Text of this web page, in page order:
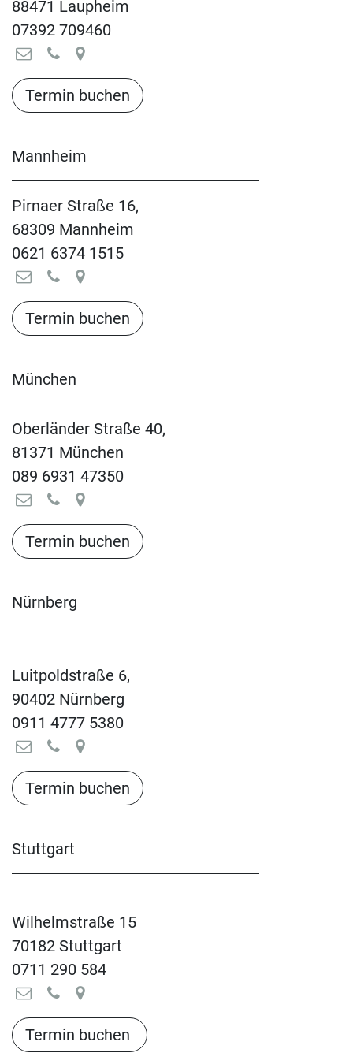
88471 Laupheim
07392 709460
Termin buchen​​​​​​​​​​
Mannheim
Pirnaer Straße 16,
68309 Mannheim
0621 6374 1515
Termin buchen​​​​​​​​​​
München
Oberländer Straße 40,
81371 München
089 6931 47350
Termin buchen​​​​​​​​​​
Nürnberg
Luitpoldstraße 6,
90402 Nürnberg
0911 4777 5380
Termin buchen​​​​​​​​​​
Stuttgart
Wilhelmstraße 15
70182 Stuttgart
0711 290 584
Termin buchen​​​​​​​​​​